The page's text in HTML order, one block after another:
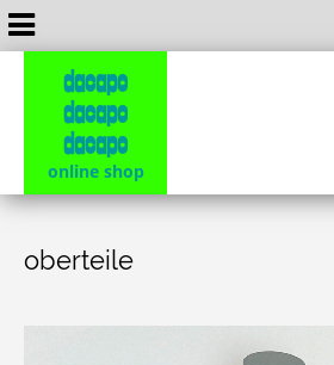
dacapo
dacapo
dacapo
online shop
oberteile